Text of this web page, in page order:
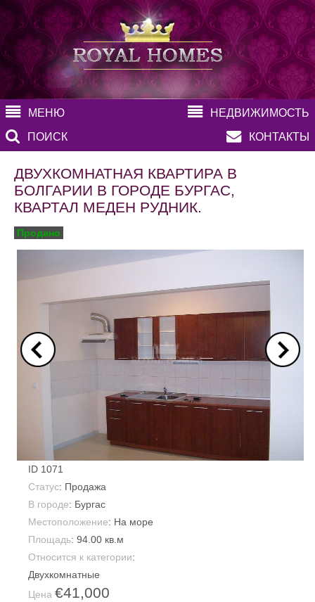
МЕНЮ
НЕДВИЖИМОСТЬ
ПОИСК
КОНТАКТЫ
ДВУХКОМНАТНАЯ КВАРТИРА В
БОЛГАРИИ В ГОРОДЕ БУРГАС,
КВАРТАЛ МЕДЕН РУДНИК.
Продано
ID 1071
Статус: Продажа
В городе: Бургас
Местоположение: На море
Площадь: 94.00 кв.м
Относится к категории:
Двухкомнатные
Цена €41,000